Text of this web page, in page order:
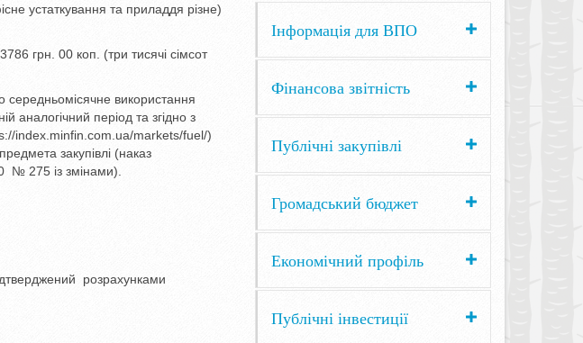
устаткування та приладдя різне)
00 коп. (три тисячі сімсот
середньомісячне використання
аналогічний період та згідно з
index.minfin.com.ua/markets/fuel/)
закупівлі (наказ
№ 275 із змінами).
розрахунками
Інформація для ВПО
Фінансова звітність
Публічні закупівлі
Громадський бюджет
Економічний профіль
Публічні інвестиції